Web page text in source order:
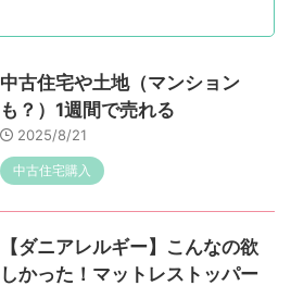
中古住宅や土地（マンション
も？）1週間で売れる
2025/8/21
中古住宅購入
【ダニアレルギー】こんなの欲
しかった！マットレストッパー